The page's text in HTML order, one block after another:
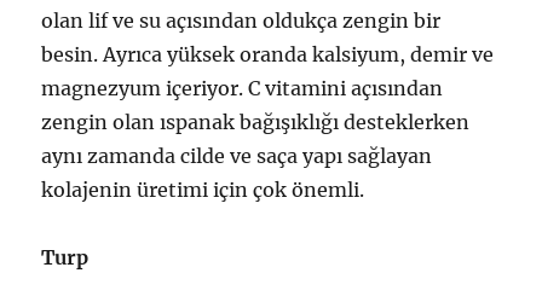
olan lif ve su açısından oldukça zengin bir
besin. Ayrıca yüksek oranda kalsiyum, demir ve
magnezyum içeriyor. C vitamini açısından
zengin olan ıspanak bağışıklığı desteklerken
aynı zamanda cilde ve saça yapı sağlayan
kolajenin üretimi için çok önemli.
Turp